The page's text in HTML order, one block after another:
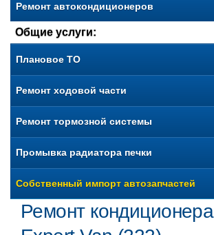
Ремонт автокондиционеров
Общие услуги:
Плановое ТО
Ремонт ходовой части
Ремонт тормозной системы
Промывка радиатора печки
Собственный импорт автозапчастей
Ремонт